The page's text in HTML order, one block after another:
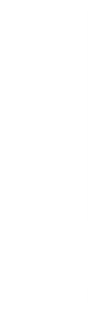
drankje of
is slechts
camping
Je bent
het
gezellige
een
Camping
twee
met
glijbanen.
een